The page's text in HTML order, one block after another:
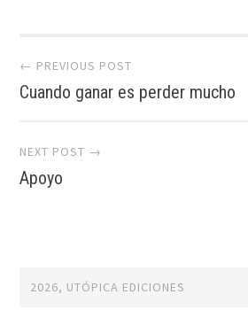
Post
navigation
← PREVIOUS POST
Cuando ganar es perder mucho
NEXT POST →
Apoyo
2026, UTÓPICA EDICIONES